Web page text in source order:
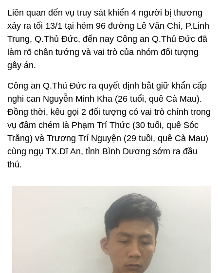
Liên quan đến vụ truy sát khiến 4 người bị thương
xảy ra tối 13/1 tại hẻm 96 đường Lê Văn Chí, P.Linh
Trung, Q.Thủ Đức, đến nay Công an Q.Thủ Đức đã
làm rõ chân tướng và vai trò của nhóm đối tượng
gây án.
Công an Q.Thủ Đức ra quyết định bắt giữ khẩn cấp
nghi can Nguyễn Minh Kha (26 tuổi, quê Cà Mau).
Đồng thời, kêu gọi 2 đối tượng có vai trò chính trong
vụ đâm chém là Phạm Trí Thức (30 tuổi, quê Sóc
Trăng) và Trương Trí Nguyện (29 tuồi, quê Cà Mau)
cùng ngụ TX.Dĩ An, tỉnh Bình Dương sớm ra đầu
thú.